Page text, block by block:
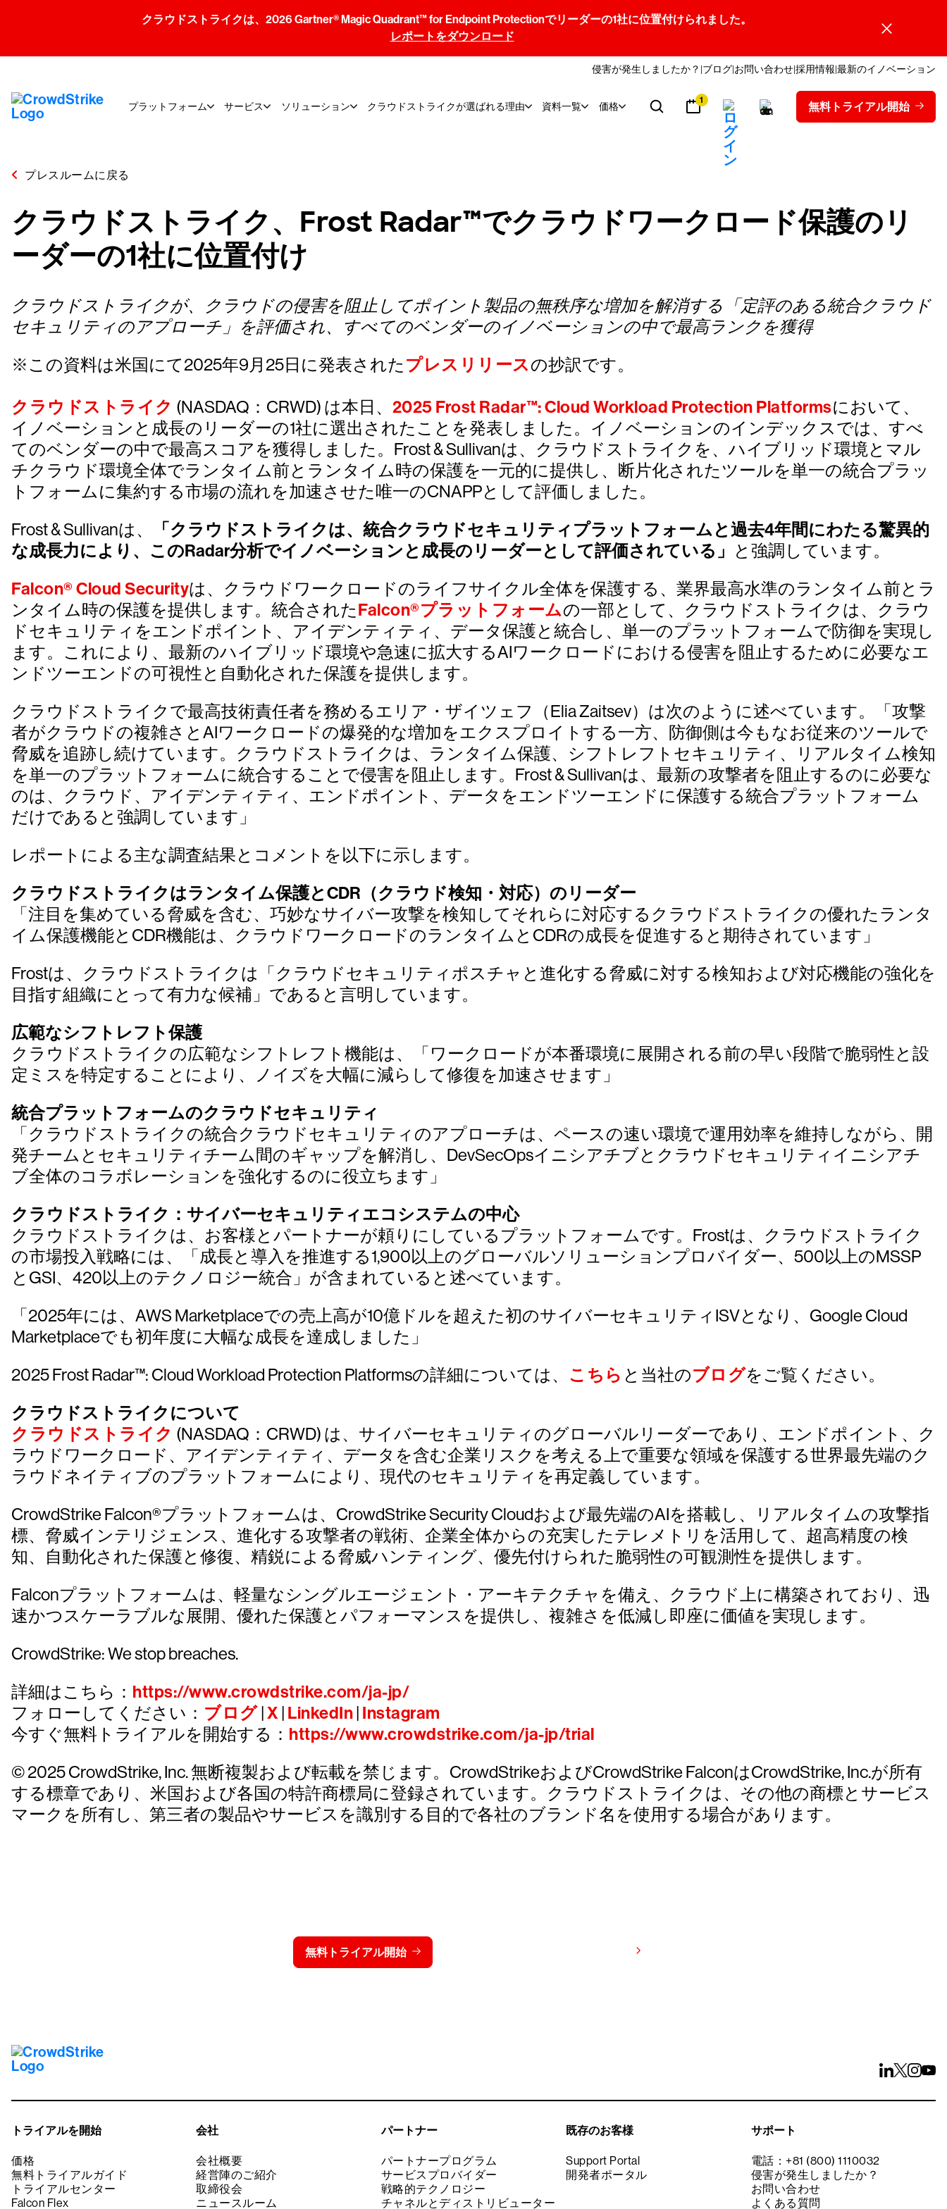
クラウドストライクは、2026 Gartner® Magic Quadrant™ for Endpoint Protectionでリーダーの1社に位置付けられました。
レポートをダウンロード
侵害が発生しましたか？ ブログ お問い合わせ採用情報 最新のイノベーション
プラットフォーム サービス ソリューション クラウドストライクが選ばれる理由 資料一覧 価格 1 無料トライアル開始
プレスルームに戻る
クラウドストライク、Frost Radar™でクラウドワークロード保護のリ
ーダーの1社に位置付け
クラウドストライクが、クラウドの侵害を阻止してポイント製品の無秩序な増加を解消する「​​定評のある統合クラウド
セキュリティのアプローチ」を評価され、すべてのベンダーのイノベーションの中で最高ランクを獲得
※この資料は米国にて2025年9月25日に発表された プレスリリースの抄訳です。
クラウドストライク (NASDAQ：CRWD) は本日、 2025 Frost Radar™: Cloud Workload Protection Platformsにおいて、
イノベーションと成長のリーダーの1社に選出されたことを発表しました。イノベーションのインデックスでは、すべ
てのベンダーの中で最高スコアを獲得しました。Frost & Sullivanは、クラウドストライクを、ハイブリッド環境とマル
チクラウド環境全体でランタイム前とランタイム時の保護を一元的に提供し、断片化されたツールを単一の統合プラッ
トフォームに集約する市場の流れを加速させた唯一のCNAPPとして評価しました。
Frost & Sullivanは、
「クラウドストライクは、統合クラウドセキュリティプラットフォームと過去4年間にわたる驚異的
な成長力により、このRadar分析でイノベーションと成長のリーダーとして評価されている」
と強調しています。
Falcon® Cloud Securityは、クラウドワークロードのライフサイクル全体を保護する、業界最高水準のランタイム前とラ
ンタイム時の保護を提供します。統合されたFalcon®プラットフォームの一部として、クラウドストライクは、クラウ
ドセキュリティをエンドポイント、アイデンティティ、データ保護と統合し、単一のプラットフォームで防御を実現し
ます。これにより、最新のハイブリッド環境や急速に拡大するAIワークロードにおける侵害を阻止するために必要なエ
ンドツーエンドの可視性と自動化された保護を提供します。
クラウドストライクで最高技術責任者を務めるエリア・ザイツェフ（Elia Zaitsev）は次のように述べています。「攻撃
者がクラウドの複雑さとAIワークロードの爆発的な増加をエクスプロイトする一方、防御側は今もなお従来のツールで
脅威を追跡し続けています。クラウドストライクは、ランタイム保護、シフトレフトセキュリティ、リアルタイム検知
を単一のプラットフォームに統合することで侵害を阻止します。Frost & Sullivanは、最新の攻撃者を阻止するのに必要な
のは、クラウド、アイデンティティ、エンドポイント、データをエンドツーエンドに保護する統合プラットフォーム
だけであると強調しています」
レポートによる主な調査結果とコメントを以下に示します。
クラウドストライクはランタイム保護とCDR（クラウド検知・対応）のリーダー
「注目を集めている脅威を含む、巧妙なサイバー攻撃を検知してそれらに対応するクラウドストライクの優れたランタ
イム保護機能とCDR機能は、クラウドワークロードのランタイムとCDRの成長を促進すると期待されています」
Frostは、クラウドストライクは「クラウドセキュリティポスチャと進化する脅威に対する検知および対応機能の強化を
目指す組織にとって有力な候補」であると言明しています。
広範なシフトレフト保護
クラウドストライクの広範なシフトレフト機能は、「ワークロードが本番環境に展開される前の早い段階で脆弱性と設
定ミスを特定することにより、ノイズを大幅に減らして修復を加速させます」
統合プラットフォームのクラウドセキュリティ
「クラウドストライクの統合クラウドセキュリティのアプローチは、ペースの速い環境で運用効率を維持しながら、開
発チームとセキュリティチーム間のギャップを解消し、DevSecOpsイニシアチブとクラウドセキュリティイニシアチ
ブ全体のコラボレーションを強化するのに役立ちます」
クラウドストライク：サイバーセキュリティエコシステムの中心
クラウドストライクは、お客様とパートナーが頼りにしているプラットフォームです。Frostは、クラウドストライク
の市場投入戦略には、「成長と導入を推進する1,900以上のグローバルソリューションプロバイダー、500以上のMSSP
とGSI、420以上のテクノロジー統合」が含まれていると述べています。
「2025年には、AWS Marketplaceでの売上高が10億ドルを超えた初のサイバーセキュリティISVとなり、Google Cloud
Marketplaceでも初年度に大幅な成長を達成しました」
2025 Frost Radar™: Cloud Workload Protection Platformsの詳細については、 こちら と当社のブログをご覧ください。
クラウドストライクについて
クラウドストライク (NASDAQ：CRWD) は、サイバーセキュリティのグローバルリーダーであり、エンドポイント、ク
ラウドワークロード、アイデンティティ、データを含む企業リスクを考える上で重要な領域を保護する世界最先端のク
ラウドネイティブのプラットフォームにより、現代のセキュリティを再定義しています。
CrowdStrike Falcon®プラットフォームは、CrowdStrike Security Cloudおよび最先端のAIを搭載し、リアルタイムの攻撃指
標、脅威インテリジェンス、進化する攻撃者の戦術、企業全体からの充実したテレメトリを活用して、超高精度の検
知、自動化された保護と修復、精鋭による脅威ハンティング、優先付けられた脆弱性の可観測性を提供します。
Falconプラットフォームは、軽量なシングルエージェント・アーキテクチャを備え、クラウド上に構築されており、迅
速かつスケーラブルな展開、優れた保護とパフォーマンスを提供し、複雑さを低減し即座に価値を実現します。
CrowdStrike: We stop breaches.
詳細はこちら： https://www.crowdstrike.com/ja-jp/
フォローしてください： ブログ| X LinkedIn Instagram
今すぐ無料トライアルを開始する： https://www.crowdstrike.com/ja-jp/trial
© 2025 CrowdStrike, Inc. 無断複製および転載を禁じます。CrowdStrikeおよびCrowdStrike FalconはCrowdStrike, Inc.が所有
する標章であり、米国および各国の特許商標局に登録されています。クラウドストライクは、その他の商標とサービス
マークを所有し、第三者の製品やサービスを識別する目的で各社のブランド名を使用する場合があります。
無料トライアル開始
トライアルを開始
価格
無料トライアルガイド
トライアルセンター
Falcon Flex
会社
会社概要
経営陣のご紹介
取締役会
ニュースルーム
パートナー
パートナープログラム
サービスプロバイダー
戦略的テクノロジー
チャネルとディストリビューター
既存のお客様
Support Portal
開発者ポータル
サポート
電話：+81 (800) 1110032
侵害が発生しましたか？
お問い合わせ
よくある質問